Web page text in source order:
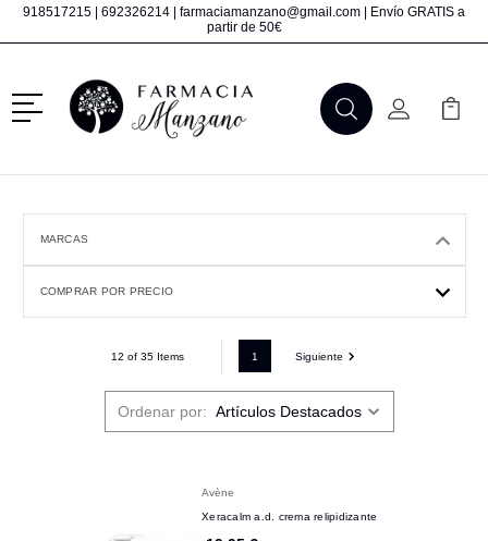
918517215 692326214 farmaciamanzano@gmail.com | Envío GRATIS a
partir de 50€
Menú
BuscarMi Cuenta
Mi
MARCAS
COMPRAR POR PRECIO
12 of 35 Items 1 Siguiente
Ordenar por:
Avène
Xeracalm a.d. crema relipidizante